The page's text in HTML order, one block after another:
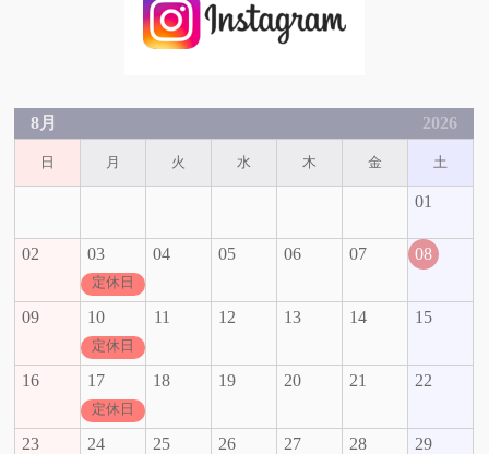
8月 2026
日 月 火 水 木 金 土
01
02 03
定休日
04 05 06 07 08
09 10
定休日
11 12 13 14 15
16 17
定休日
18 19 20 21 22
23 24 25 26 27 28 29